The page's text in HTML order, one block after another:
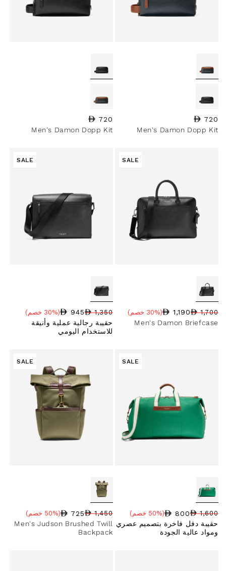
السعر العادي
720
Men's Damon Dopp Kit
السعر العادي
720
Men's Damon Dopp Kit
SALE
السعر العادي
1,700
سعر البيع
1,190
نسبة الخصم
(30% خصم)
Men's Damon Briefcase
SALE
السعر العادي
1,350
سعر البيع
945
نسبة الخصم
(30% خصم)
حقيبة رجالية عملية وأنيقة
للاستخدام اليومي
SALE
السعر العادي
1,600
سعر البيع
800
نسبة الخصم
(50% خصم)
حقيبة دفل فاخرة بتصميم عصري
ومواد عالية الجودة
SALE
السعر العادي
1,450
سعر البيع
725
نسبة الخصم
(50% خصم)
Men's Judson Brushed Twill
Backpack